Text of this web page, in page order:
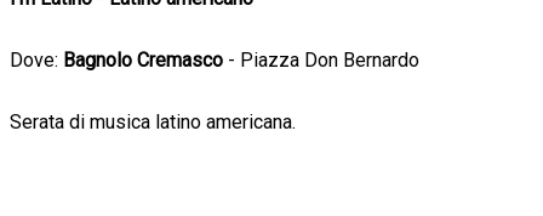
Dove: Bagnolo Cremasco - Piazza Don Bernardo
Serata di musica latino americana.